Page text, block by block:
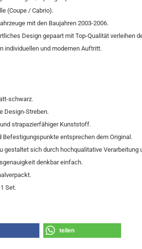
(Coupe / Cabrio).
mit den Baujahren 2003-2006.
Design gepaart mit Top-Qualität verleihen
individuellen und modernen Auftritt.
schwarz.
Design-Streben.
strapazierfähiger Kunststoff.
Befestigungspunkte entsprechen dem Original.
gestaltet sich durch hochqualitative Verarbeitung
denkbar einfach.
Set.
teilen